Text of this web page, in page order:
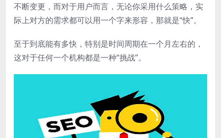
不断变更，而对于用户而言，无论你采用什么策略，实
际上对方的需求都可以用一个字来形容，那就是“快”。
至于到底能有多快，特别是时间周期在一个月左右的，
这对于任何一个机构都是一种“挑战”。